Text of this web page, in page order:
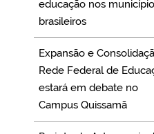
educação nos
brasileiros
Expansão e
Rede Federal de
estará em debate no
Campus Quissamã